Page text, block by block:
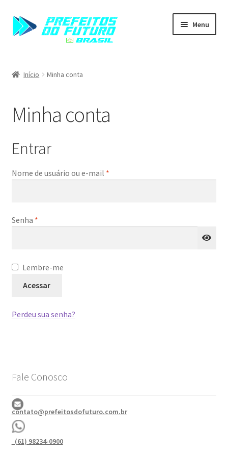
Menu
Finalizar compra
Minha conta
Início Minha conta
Minha conta
Entrar
Nome de usuário ou e-mail *
Senha *
Lembre-me
Acessar
Perdeu sua senha?
Fale Conosco
contato@prefeitosdofuturo.com.br
(61) 98234-0900